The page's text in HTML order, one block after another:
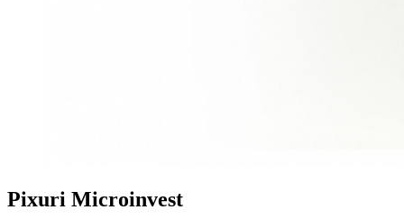
Pixuri Microinvest